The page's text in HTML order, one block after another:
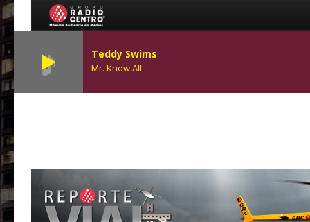
Teddy Swims
Mr. Know All